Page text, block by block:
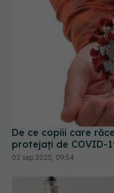
De ce copiii care
protejați de COVID-
02 sep 2025, 09:54